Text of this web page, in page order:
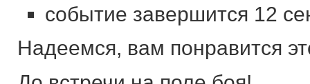
событие завершится 12
Надеемся, вам понравится